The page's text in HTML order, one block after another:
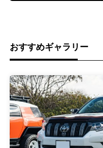
おすすめギャラリー